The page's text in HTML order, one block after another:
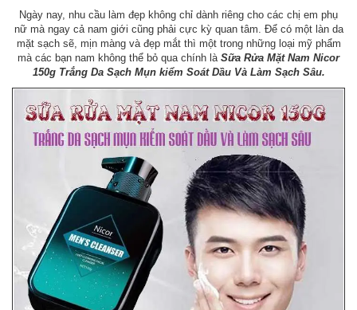
Ngày nay, nhu cầu làm đẹp không chỉ dành riêng cho các chị em phụ
nữ mà ngay cả nam giới cũng phải cực kỳ quan tâm. Để có một làn da
mặt sạch sẽ, mịn màng và đẹp mắt thì một trong những loại mỹ phẩm
mà các bạn nam không thể bỏ qua chính là Sữa Rửa Mặt Nam Nicor
150g Trắng Da Sạch Mụn kiểm Soát Dầu Và Làm Sạch Sâu.